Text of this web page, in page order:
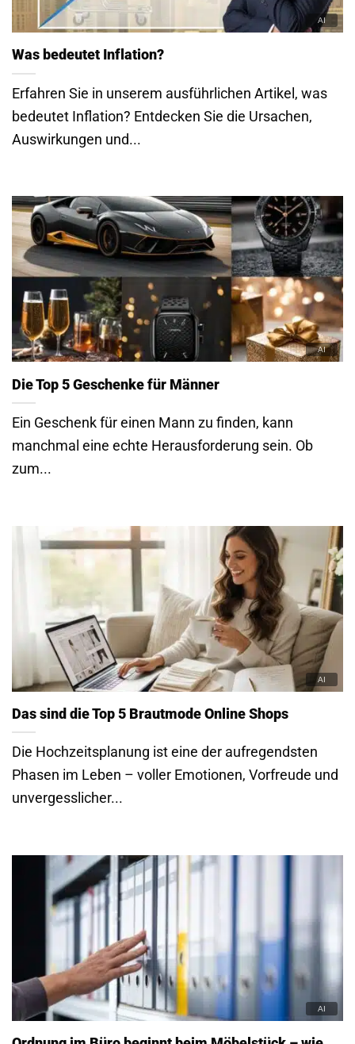
Was bedeutet Inflation?
Erfahren Sie in unserem ausführlichen Artikel, was
bedeutet Inflation? Entdecken Sie die Ursachen,
Auswirkungen und...
Die Top 5 Geschenke für Männer
Ein Geschenk für einen Mann zu finden, kann
manchmal eine echte Herausforderung sein. Ob
zum...
Das sind die Top 5 Brautmode Online Shops
Die Hochzeitsplanung ist eine der aufregendsten
Phasen im Leben – voller Emotionen, Vorfreude und
unvergesslicher...